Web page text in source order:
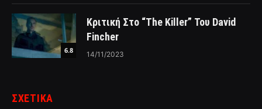
6.8
Κριτική Στο “The Killer” Του David
Fincher
14/11/2023
ΣΧΕΤΙΚΑ